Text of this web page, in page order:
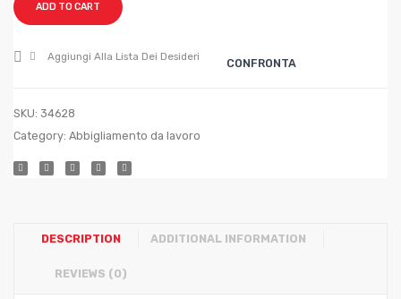
ADD TO CART
Aggiungi Alla Lista Dei Desideri CONFRONTA
SKU: 34628
Category: Abbigliamento da lavoro
DESCRIPTION ADDITIONAL INFORMATION
REVIEWS (0)